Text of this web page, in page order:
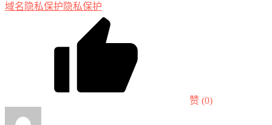
域名隐私保护 隐私保护
赞 (0)